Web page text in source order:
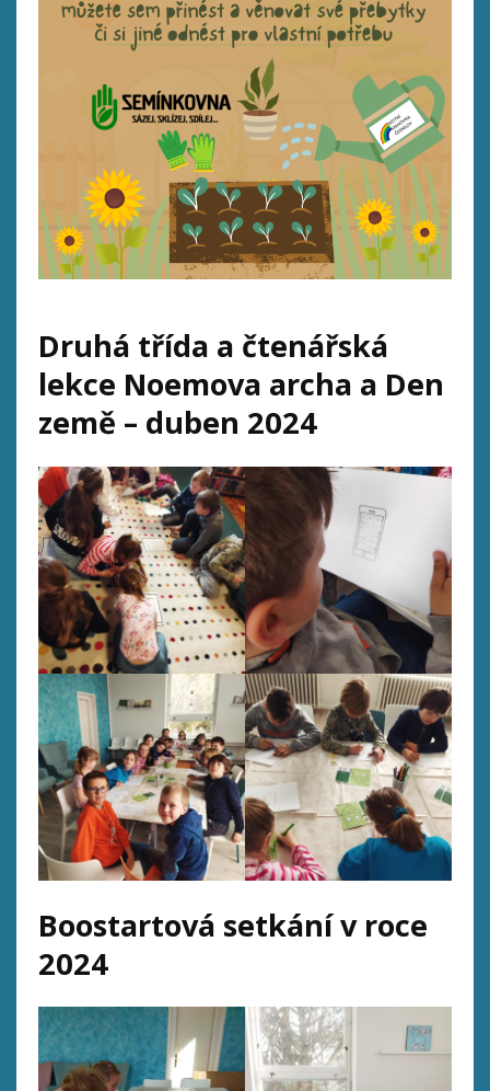
Druhá třída a čtenářská
lekce Noemova archa a Den
země – duben 2024
Boostartová setkání v roce
2024